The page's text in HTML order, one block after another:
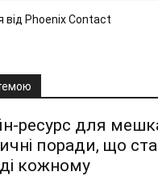
від Phoenix Contact
ресурс для
поради, що
кожному